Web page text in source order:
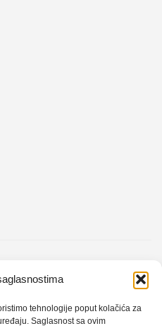
tehnologije poput kolačića za
Saglasnost sa ovim